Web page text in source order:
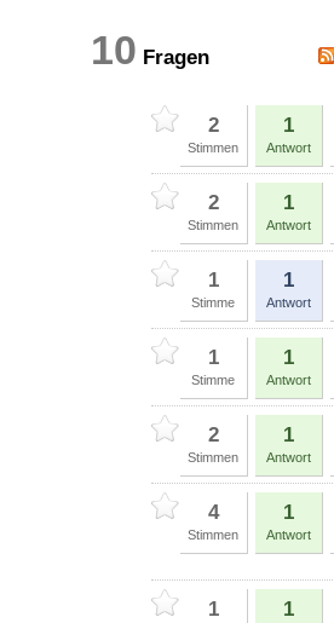
10 Fragen
2
Stimmen
1
Antwort
2
Stimmen
1
Antwort
1
Stimme
1
Antwort
1
Stimme
1
Antwort
2
Stimmen
1
Antwort
4
Stimmen
1
Antwort
1 1